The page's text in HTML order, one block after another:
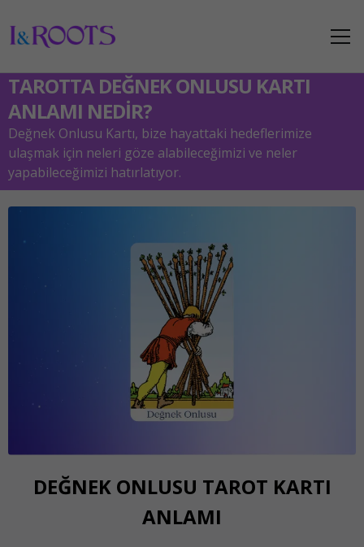
TAROTTA DEĞNEK ONLUSU KARTI
ANLAMI NEDİR?
Değnek Onlusu Kartı, bize hayattaki hedeflerimize
ulaşmak için neleri göze alabileceğimizi ve neler
yapabileceğimizi hatırlatıyor.
DEĞNEK ONLUSU TAROT KARTI
ANLAMI